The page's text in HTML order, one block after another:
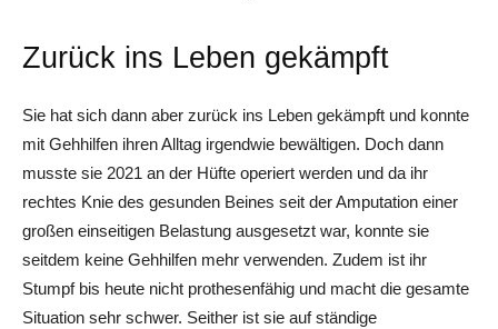
Zurück ins Leben gekämpft
Sie hat sich dann aber zurück ins Leben gekämpft und konnte
mit Gehhilfen ihren Alltag irgendwie bewältigen. Doch dann
musste sie 2021 an der Hüfte operiert werden und da ihr
rechtes Knie des gesunden Beines seit der Amputation einer
großen einseitigen Belastung ausgesetzt war, konnte sie
seitdem keine Gehhilfen mehr verwenden. Zudem ist ihr
Stumpf bis heute nicht prothesenfähig und macht die gesamte
Situation sehr schwer. Seither ist sie auf ständige